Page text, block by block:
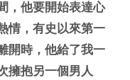
，他要開始表達心
情，有史以來第一
開時，他給了我一
擁抱另一個男人